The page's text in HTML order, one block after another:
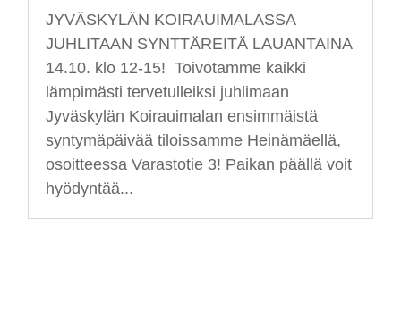
JYVÄSKYLÄN KOIRAUIMALASSA
JUHLITAAN SYNTTÄREITÄ LAUANTAINA
14.10. klo 12-15! Toivotamme kaikki
lämpimästi tervetulleiksi juhlimaan
Jyväskylän Koirauimalan ensimmäistä
syntymäpäivää tiloissamme Heinämäellä,
osoitteessa Varastotie 3! Paikan päällä voit
hyödyntää...